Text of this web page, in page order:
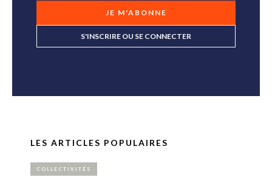
JE M'ABONNE
S'INSCRIRE OU SE CONNECTER
LES ARTICLES POPULAIRES
COLLECTIVITÉS